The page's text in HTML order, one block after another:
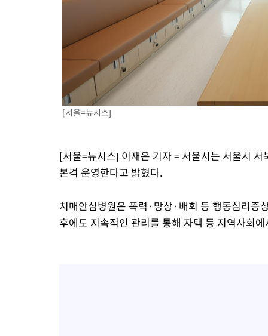
온열질환 사망자 3명 늘어…누적 환자 3000명 돌파
강릉에 시간당 81.4㎜ 물폭탄…도로 잠기고 담벼락 붕괴
백운산서 80년근 천종산삼 9뿌리 발견…감정가 1.3억원
선재도서 해루질 나섰다 실종 60대, 닷새 만에 숨진 채 발견
남자 농구, 나고야 아시안게임서 '홈팀' 일본과 한일전
여수 오동도 해상서 모터보트 전복…1명 사망·1명 실종
극한폭염 한풀 꺾이지만…'낮 최고 35도' 무더위, 열대야 계속[다
'최고 37도' 폭염 지속…강원동해안 최대 150㎜ 비
[속보]뉴욕증시 상승 마감…S&P 0.6% 나스닥 1.3%↑
[서울=뉴시스]
[서울=뉴시스] 이재은 기자 = 서울시는 서울시
본격 운영한다고 밝혔다.
치매안심병원은 폭력·망상·배회 등 행동심리증
후에도 지속적인 관리를 통해 자택 등 지역사회